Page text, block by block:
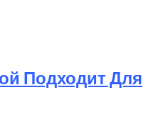
Подходит Для